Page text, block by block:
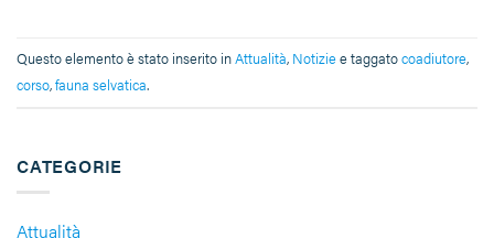
CATEGORIE
Attualità
Questo elemento è stato inserito inAttualità, Notiziee taggatocoadiutore,
corso,fauna selvatica.